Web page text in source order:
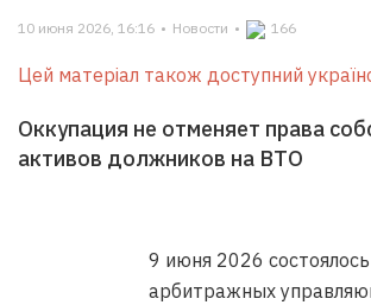
10 июня 2026, 16:16 • Новости • 166
Цей матеріал також доступний
Оккупация не отменяет права
активов должников на ВТО
9 июня 2026
арбитражных